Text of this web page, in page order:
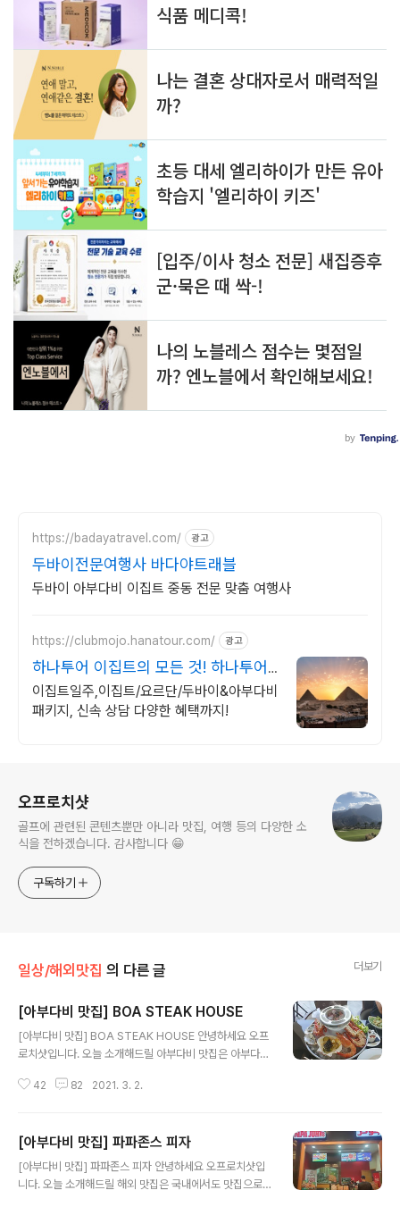
https://badayatravel.com/ 광고
두바이전문여행사 바다야트래블
두바이 아부다비 이집트 중동 전문 맞춤 여행사
https://clubmojo.hanatour.com/ 광고
하나투어 이집트의 모든 것! 하나투어
공식인증 예약센터
이집트일주,이집트/요르단/두바이&아부다비
패키지, 신속 상담 다양한 혜택까지!
오프로치샷
골프에 관련된 콘텐츠뿐만 아니라 맛집, 여행 등의 다양한 소
식을 전하겠습니다. 감사합니다 😁
구독하기
일상/해외맛집 의 다른 글 더보기
[아부다비 맛집] BOA STEAK HOUSE
[아부다비 맛집] BOA STEAK HOUSE 안녕하세요 오프
로치샷입니다. 오늘 소개해드릴 아부다비 맛집은 아부다비
수 있는 BOA STEAK HOUSE를 소개해 드리겠습니다.
리, 디저트 등 드레스 코드 : 없음 가격 : ★★★☆☆☆ +
971 2 641 1500 Sheikh Zayed Bin Sultan St - Zon
e 1 Eastern Mangrove - Abu Dhabi 호텔에 연결된
42 82 2021. 3. 2.
[아부다비 맛집] 파파존스 피자
[아부다비 맛집] 파파존스 피자 안녕하세요 오프로치샷입
니다. 오늘 소개해드릴 해외 맛집은 국내에서도 맛집으로